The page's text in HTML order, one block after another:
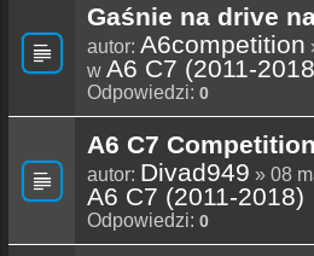
Gaśnie na drive
autor: A6competition
w A6 C7 (2011-
Odpowiedzi: 0
A6 C7
autor: Divad949 » 08
A6 C7 (2011-2018)
Odpowiedzi: 0